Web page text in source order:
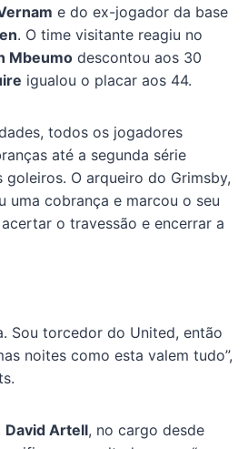
e do ex-jogador da base
. O time visitante reagiu no
Mbeumo descontou aos 30
igualou o placar aos 44.
todos os jogadores
até a segunda série
O arqueiro do Grimsby,
uma cobrança e marcou o seu
o travessão e encerrar a
Sou torcedor do United, então
noites como esta valem tudo”,
David Artell, no cargo desde